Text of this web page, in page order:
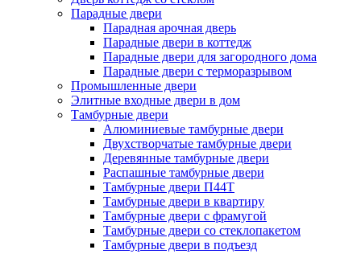
Парадные двери
Парадная арочная дверь
Парадные двери в коттедж
Парадные двери для загородного дома
Парадные двери с терморазрывом
Промышленные двери
Элитные входные двери в дом
Тамбурные двери
Алюминиевые тамбурные двери
Двухстворчатые тамбурные двери
Деревянные тамбурные двери
Распашные тамбурные двери
Тамбурные двери П44Т
Тамбурные двери в квартиру
Тамбурные двери с фрамугой
Тамбурные двери со стеклопакетом
Тамбурные двери в подъезд